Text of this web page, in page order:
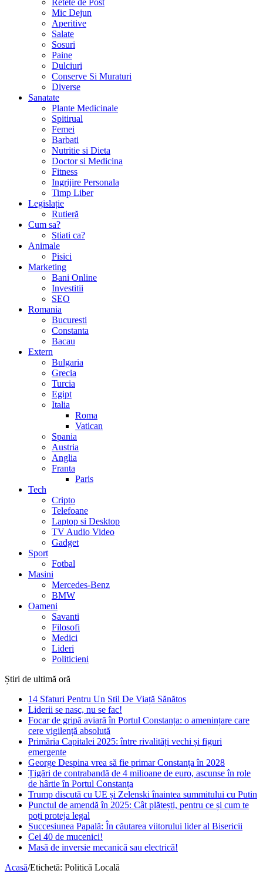
Mic Dejun
Aperitive
Salate
Sosuri
Paine
Dulciuri
Conserve Si Muraturi
Diverse
Sanatate
Plante Medicinale
Spitirual
Femei
Barbati
Nutritie si Dieta
Doctor si Medicina
Fitness
Ingrijire Personala
Timp Liber
Legislație
Rutieră
Cum sa?
Stiati ca?
Animale
Pisici
Marketing
Bani Online
Investitii
SEO
Romania
Bucuresti
Constanta
Bacau
Extern
Bulgaria
Grecia
Turcia
Egipt
Italia
Roma
Vatican
Spania
Austria
Anglia
Franta
Paris
Tech
Cripto
Telefoane
Laptop si Desktop
TV Audio Video
Gadget
Sport
Fotbal
Masini
Mercedes-Benz
BMW
Oameni
Savanti
Filosofi
Medici
Lideri
Politicieni
Știri de ultimă oră
14 Sfaturi Pentru Un Stil De Viață Sănătos
Liderii se nasc, nu se fac!
Focar de gripă aviară în Portul Constanța: o amenințare care
cere vigilență absolută
Primăria Capitalei 2025: între rivalități vechi și figuri
emergente
George Despina vrea să fie primar Constanța în 2028
Țigări de contrabandă de 4 milioane de euro, ascunse în role
de hârtie în Portul Constanța
Trump discută cu UE și Zelenski înaintea summitului cu Putin
Punctul de amendă în 2025: Cât plătești, pentru ce și cum te
poți proteja legal
Succesiunea Papală: În căutarea viitorului lider al Bisericii
Cei 40 de mucenici!
Masă de inversie mecanică sau electrică!
Acasă/Etichetă: Politică Locală